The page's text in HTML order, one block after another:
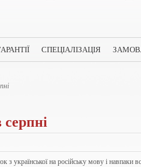
СПЕЦІАЛІЗАЦІЯ
з української на російську мову і навпаки